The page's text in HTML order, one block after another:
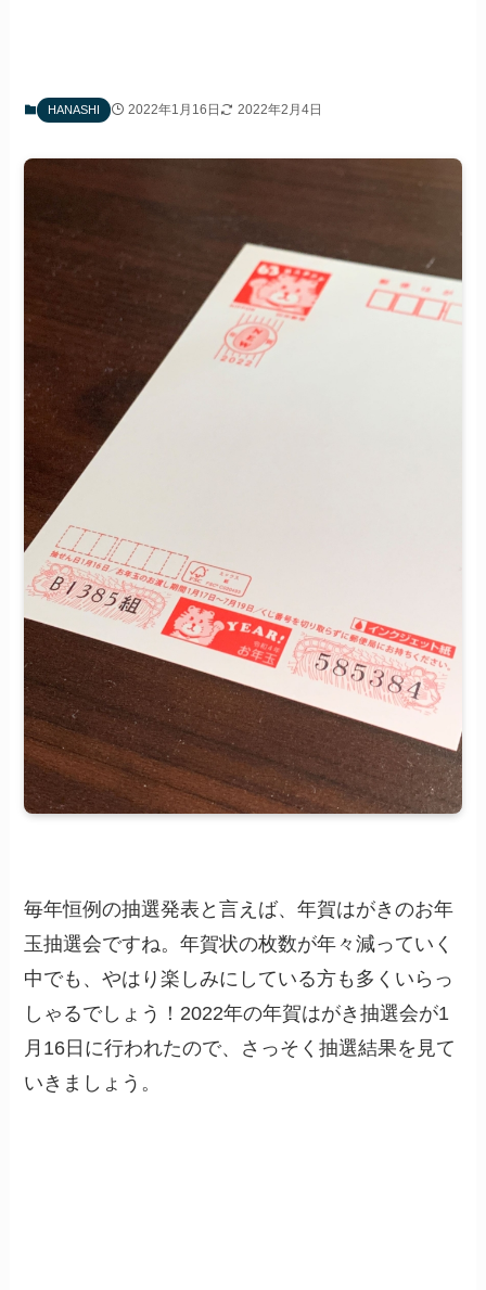
HANASHI 2022年1月16日 2022年2月4日
毎年恒例の抽選発表と言えば、年賀はがきのお年
玉抽選会ですね。年賀状の枚数が年々減っていく
中でも、やはり楽しみにしている方も多くいらっ
しゃるでしょう！2022年の年賀はがき抽選会が1
月16日に行われたので、さっそく抽選結果を見て
いきましょう。